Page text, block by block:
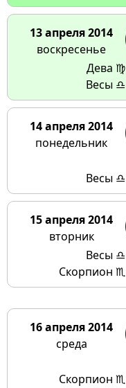
13 апреля 2014
воскресенье
Дева ♍
Весы ♎
14 апреля 2014
понедельник
Весы ♎
15 апреля 2014
вторник
Весы ♎
Скорпион ♏
16 апреля 2014
среда
Скорпион ♏